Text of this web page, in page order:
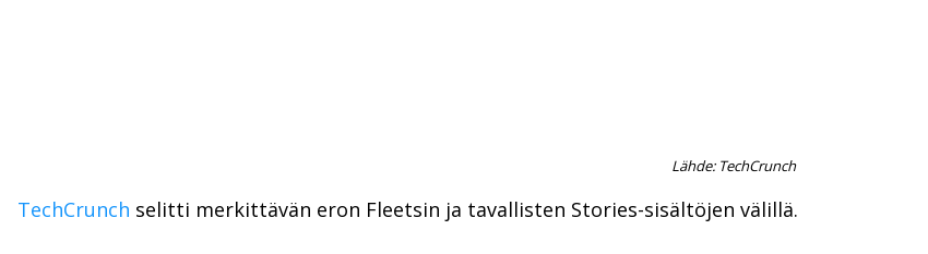
Lähde: TechCrunch
TechCrunch selitti merkittävän eron Fleetsin ja tavallisten Stories-sisältöjen välillä.